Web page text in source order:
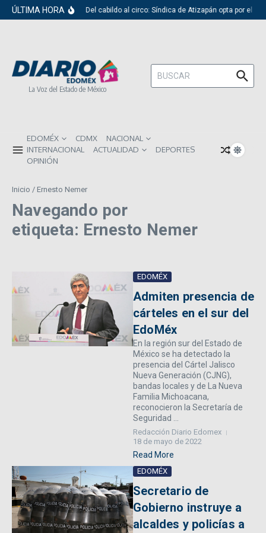
Saltar al contenido
ÚLTIMA HORA Del cabildo al circo: Síndica de Atizapán opta por el
La Voz del Estado de México
Buscar:
EDOMÉX CDMX
NACIONAL
INTERNACIONAL
ACTUALIDAD
DEPORTES
OPINIÓN
Inicio / Ernesto Nemer
Navegando por
etiqueta: Ernesto Nemer
EDOMÉX
Admiten presencia de
cárteles en el sur del
EdoMéx
En la región sur del Estado de
México se ha detectado la
presencia del Cártel Jalisco
Nueva Generación (CJNG),
bandas locales y de La Nueva
Familia Michoacana,
reconocieron la Secretaría de
Seguridad ...
Redacción Diario Edomex
18 de mayo de 2022
Read More
EDOMÉX
Secretario de
Gobierno instruye a
alcaldes y policías a